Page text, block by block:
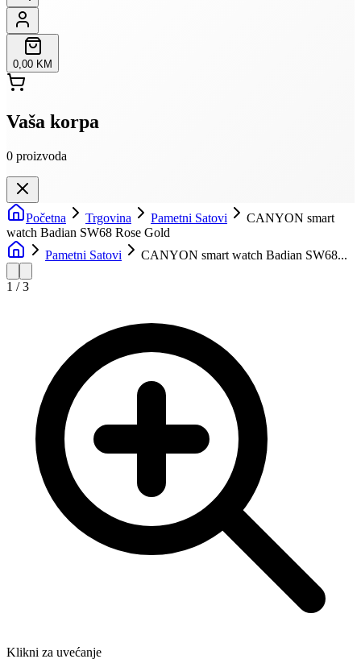
0,00 KM
Vaša korpa
0 proizvoda
Početna Trgovina Pametni Satovi
CANYON smart
watch Badian SW68 Rose Gold
Pametni Satovi
CANYON smart watch Badian SW68...
1 /3
Klikni za uvećanje